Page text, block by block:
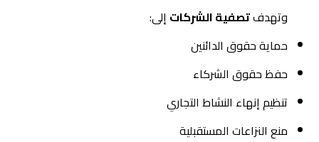
وتهدفتصفية الشركات إلى:
حماية حقوق الدائنين
حفظ حقوق الشركاء
تنظيم إنهاء النشاط التجاري
منع النزاعات المستقبلية